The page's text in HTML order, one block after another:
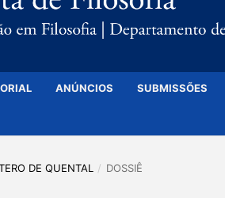
ANÚNCIOS SUBMISSÕES
DE QUENTAL / DOSSIÊ